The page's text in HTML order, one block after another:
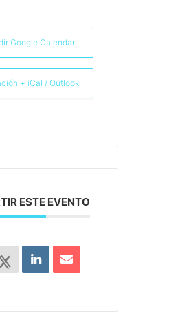
Google Calendar
+ iCal / Outlook
ESTE EVENTO